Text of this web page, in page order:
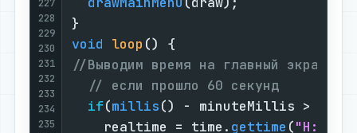
228
229
230
231
232
233
234
235
void loop ()
//Выводим время на главный
// если прошло 60 секунд
if(millis() - minuteMillis >
    realtime = time.
gettime ("H:i"